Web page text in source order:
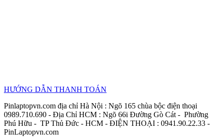
HƯỚNG DẪN THANH TOÁN
Pinlaptopvn.com địa chỉ Hà Nội : Ngõ 165 chùa bộc điện thoại
0989.710.690 - Địa Chỉ HCM : Ngõ 66i Đường Gò Cát - Phường
Phú Hữu - TP Thủ Đức - HCM - ĐIỆN THOẠI : 0941.90.22.33 -
PinLaptopvn.com